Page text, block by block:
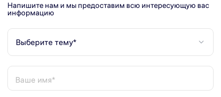
Напишите нам и мы предоставим всю интересующую вас
информацию
Выберите тему*
Ваше имя*